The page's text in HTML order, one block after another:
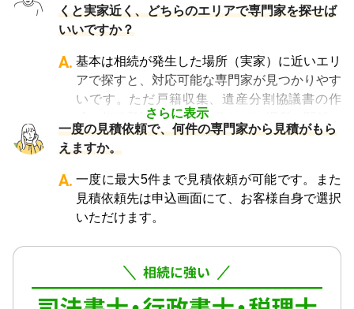
くと実家近く、どちらのエリアで専門家を探せば
いいですか？
さらに表示
A. 基本は相続が発生した場所（実家）に近いエリ
アで探すと、対応可能な専門家が見つかりやす
いです。ただ戸籍収集、遺産分割協議書の作
成、相続登記、相続税申告などは場所に関係な
く対応が可能ですので、どちらのエリアでも大
丈夫です。
一度の見積依頼で、何件の専門家から見積がもら
えますか。
A. 一度に最大5件まで見積依頼が可能です。また
見積依頼先は申込画面にて、お客様自身で選択
いただけます。